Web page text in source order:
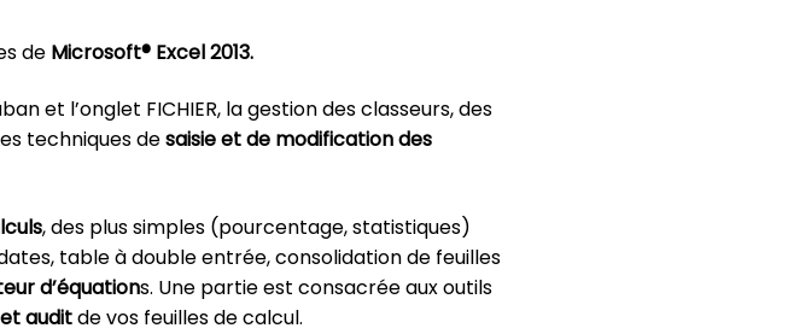
de Microsoft® Excel 2013.
et l’onglet FICHIER, la gestion des classeurs, des
techniques desaisie et de modification des
, des plus simples (pourcentage, statistiques)
table à double entrée, consolidation de feuilles
d’équations. Une partie est consacrée aux outils
etauditde vos feuilles de calcul.